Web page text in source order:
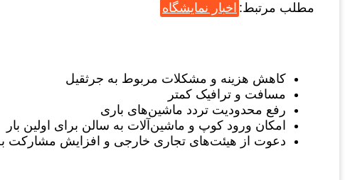
مطلب مرتبط: اخبار نمایشگاه
کاهش هزینه و مشکلات مربوط به جرثقیل
مسافت و ترافیک کمتر
رفع محدودیت تردد ماشین‌های باری
امکان ورود کوپ و ماشین‌آلات به سالن برای اولین بار
دعوت از هیئت‌های تجاری خارجی و افزایش مشارکت